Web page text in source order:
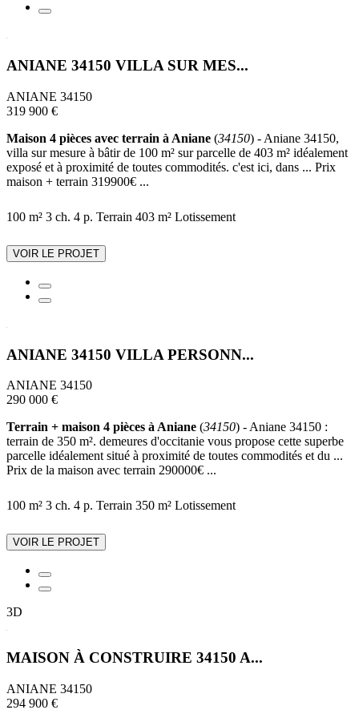
ANIANE 34150 VILLA SUR MES...
ANIANE 34150
319 900 €
Maison 4 pièces avec terrain à Aniane (34150) - Aniane 34150,
villa sur mesure à bâtir de 100 m² sur parcelle de 403 m² idéalement
exposé et à proximité de toutes commodités. c'est ici, dans ... Prix
maison + terrain 319900€ ...
100 m² 3 ch. 4 p. Terrain 403 m² Lotissement
VOIR LE PROJET
ANIANE 34150 VILLA PERSONN...
ANIANE 34150
290 000 €
Terrain + maison 4 pièces à Aniane (34150) - Aniane 34150 :
terrain de 350 m². demeures d'occitanie vous propose cette superbe
parcelle idéalement situé à proximité de toutes commodités et du ...
Prix de la maison avec terrain 290000€ ...
100 m² 3 ch. 4 p. Terrain 350 m² Lotissement
VOIR LE PROJET
3D
MAISON À CONSTRUIRE 34150 A...
ANIANE 34150
294 900 €